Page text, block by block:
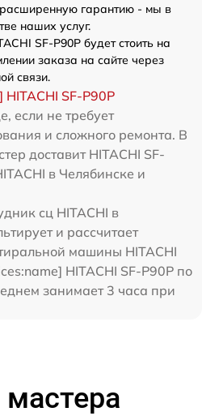
расширенную гарантию - мы в
наших услуг.
SF-P90P будет стоить на
заказа на сайте через
связи.
SF-P90P
если не требует
и сложного ремонта. В
доставит HITACHI SF-
в Челябинске и
сц HITACHI в
и рассчитает
машины HITACHI
HITACHI SF-P90P по
занимает 3 часа при